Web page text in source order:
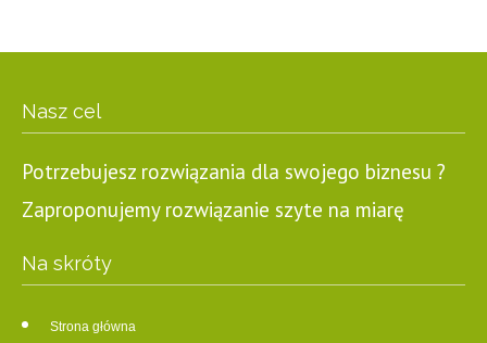
Nasz cel
Potrzebujesz rozwiązania dla swojego biznesu ?
Zaproponujemy rozwiązanie szyte na miarę
Na skróty
Strona główna